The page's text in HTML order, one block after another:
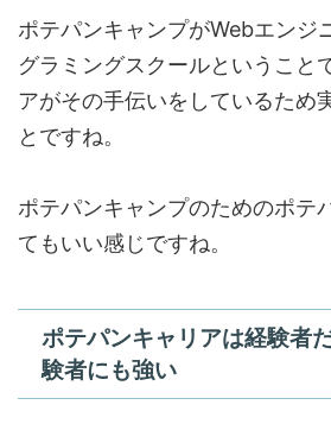
ポテパンキャンプがWebエンジ
グラミングスクールということ
アがその手伝いをしているため
とですね。
ポテパンキャンプのためのポテ
てもいい感じですね。
ポテパンキャリアは経験者
験者にも強い